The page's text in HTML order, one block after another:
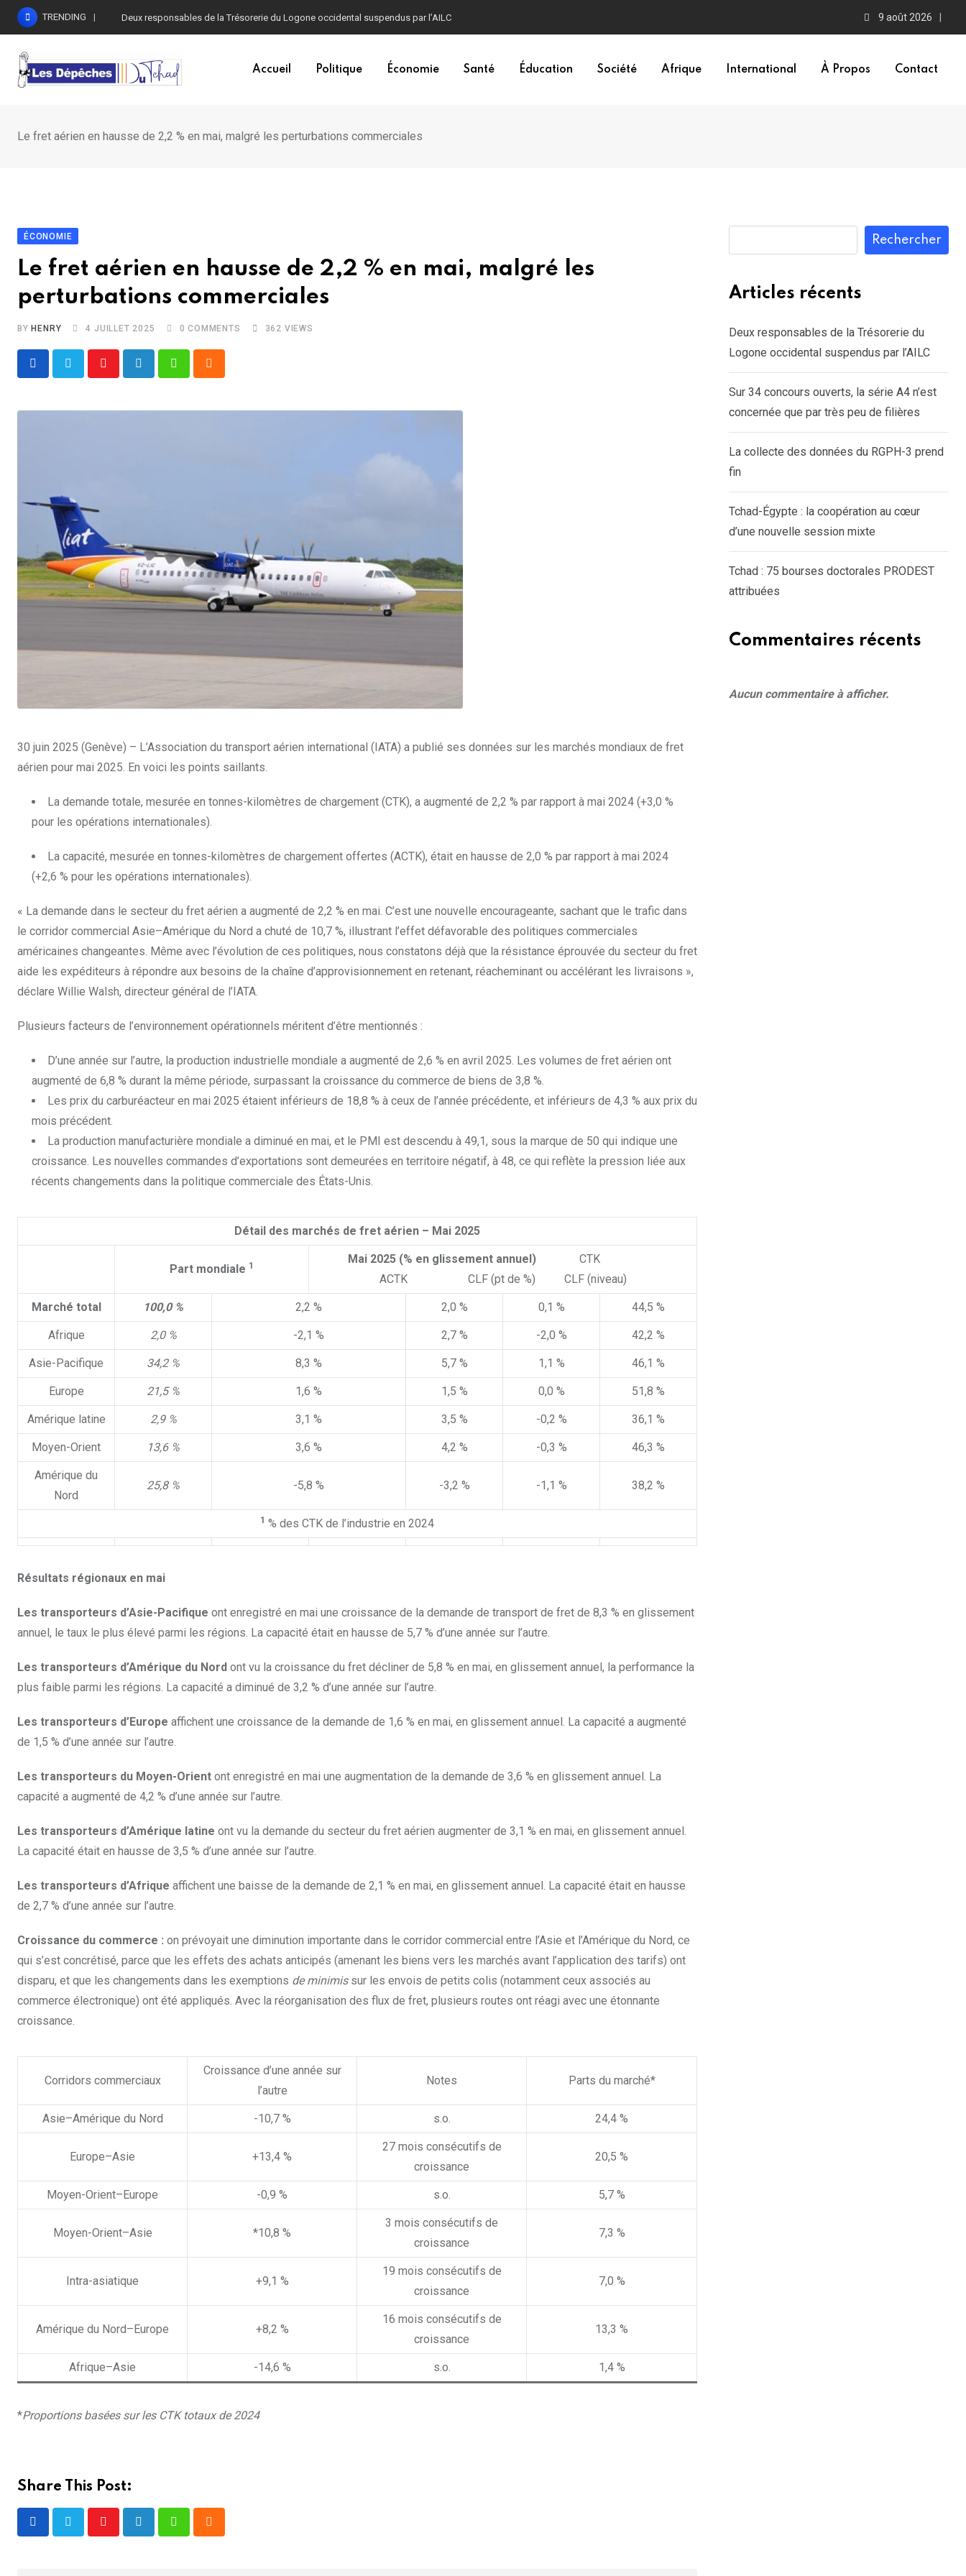
Skip
content
TRENDING Deux responsables de la Trésorerie du Logone occidental suspendus par l’AILC 9 août 2026
Accueil Politique Économie Santé Éducation Société Afrique International À Propos Contact
Le fret aérien en hausse de 2,2 % en mai, malgré les perturbations commerciales
ÉCONOMIE
Le fret aérien en hausse de 2,2 % en mai, malgré les
perturbations commerciales
BY HENRY 4 JUILLET 2025 0 COMMENTS 362 VIEWS
30 juin 2025 (Genève) – L’Association du transport aérien international (IATA) a publié ses données sur les marchés mondiaux de fret
aérien pour mai 2025. En voici les points saillants.
La demande totale, mesurée en tonnes-kilomètres de chargement (CTK), a augmenté de 2,2 % par rapport à mai 2024 (+3,0 %
pour les opérations internationales).
La capacité, mesurée en tonnes-kilomètres de chargement offertes (ACTK), était en hausse de 2,0 % par rapport à mai 2024
(+2,6 % pour les opérations internationales).
« La demande dans le secteur du fret aérien a augmenté de 2,2 % en mai. C’est une nouvelle encourageante, sachant que le trafic dans
le corridor commercial Asie–Amérique du Nord a chuté de 10,7 %, illustrant l’effet défavorable des politiques commerciales
américaines changeantes. Même avec l’évolution de ces politiques, nous constatons déjà que la résistance éprouvée du secteur du fret
aide les expéditeurs à répondre aux besoins de la chaîne d’approvisionnement en retenant, réacheminant ou accélérant les livraisons »,
déclare Willie Walsh, directeur général de l’IATA.
Plusieurs facteurs de l’environnement opérationnels méritent d’être mentionnés :
D’une année sur l’autre, la production industrielle mondiale a augmenté de 2,6 % en avril 2025. Les volumes de fret aérien ont
augmenté de 6,8 % durant la même période, surpassant la croissance du commerce de biens de 3,8 %.
Les prix du carburéacteur en mai 2025 étaient inférieurs de 18,8 % à ceux de l’année précédente, et inférieurs de 4,3 % aux prix du
mois précédent.
La production manufacturière mondiale a diminué en mai, et le PMI est descendu à 49,1, sous la marque de 50 qui indique une
croissance. Les nouvelles commandes d’exportations sont demeurées en territoire négatif, à 48, ce qui reflète la pression liée aux
récents changements dans la politique commerciale des États-Unis.
Détail des marchés de fret aérien – Mai 2025
Part mondiale 1 Mai 2025 (% en glissement annuel) CTK
ACTK CLF (pt de %) CLF (niveau)
Marché total 100,0 % 2,2 % 2,0 % 0,1 % 44,5 %
Afrique 2,0 % -2,1 % 2,7 % -2,0 % 42,2 %
Asie-Pacifique 34,2 % 8,3 % 5,7 % 1,1 % 46,1 %
Europe 21,5 % 1,6 % 1,5 % 0,0 % 51,8 %
Amérique latine 2,9 % 3,1 % 3,5 % -0,2 % 36,1 %
Moyen-Orient 13,6 % 3,6 % 4,2 % -0,3 % 46,3 %
Amérique du
Nord
25,8 % -5,8 % -3,2 % -1,1 % 38,2 %
1 % des CTK de l’industrie en 2024
Résultats régionaux en mai
Les transporteurs d’Asie-Pacifique ont enregistré en mai une croissance de la demande de transport de fret de 8,3 % en glissement
annuel, le taux le plus élevé parmi les régions. La capacité était en hausse de 5,7 % d’une année sur l’autre.
Les transporteurs d’Amérique du Nord ont vu la croissance du fret décliner de 5,8 % en mai, en glissement annuel, la performance la
plus faible parmi les régions. La capacité a diminué de 3,2 % d’une année sur l’autre.
Les transporteurs d’Europe affichent une croissance de la demande de 1,6 % en mai, en glissement annuel. La capacité a augmenté
de 1,5 % d’une année sur l’autre.
Les transporteurs du Moyen-Orient ont enregistré en mai une augmentation de la demande de 3,6 % en glissement annuel. La
capacité a augmenté de 4,2 % d’une année sur l’autre.
Les transporteurs d’Amérique latine ont vu la demande du secteur du fret aérien augmenter de 3,1 % en mai, en glissement annuel.
La capacité était en hausse de 3,5 % d’une année sur l’autre.
Les transporteurs d’Afrique affichent une baisse de la demande de 2,1 % en mai, en glissement annuel. La capacité était en hausse
de 2,7 % d’une année sur l’autre.
Croissance du commerce : on prévoyait une diminution importante dans le corridor commercial entre l’Asie et l’Amérique du Nord, ce
qui s’est concrétisé, parce que les effets des achats anticipés (amenant les biens vers les marchés avant l’application des tarifs) ont
disparu, et que les changements dans les exemptions de minimissur les envois de petits colis (notamment ceux associés au
commerce électronique) ont été appliqués. Avec la réorganisation des flux de fret, plusieurs routes ont réagi avec une étonnante
croissance.
Corridors commerciaux
Croissance d’une année sur
l’autre
Notes Parts du marché*
Asie–Amérique du Nord -10,7 % s.o. 24,4 %
Europe–Asie +13,4 %
27 mois consécutifs de
croissance
20,5 %
Moyen-Orient–Europe -0,9 % s.o. 5,7 %
Moyen-Orient–Asie *10,8 %
3 mois consécutifs de
croissance
7,3 %
Intra-asiatique +9,1 %
19 mois consécutifs de
croissance
7,0 %
Amérique du Nord–Europe +8,2 %
16 mois consécutifs de
croissance
13,3 %
Afrique–Asie -14,6 % s.o. 1,4 %
*Proportions basées sur les CTK totaux de 2024
Share This Post:
Rechercher
Articles récents
Deux responsables de la Trésorerie du
Logone occidental suspendus par l’AILC
Sur 34 concours ouverts, la série A4 n’est
concernée que par très peu de filières
La collecte des données du RGPH-3 prend
fin
Tchad-Égypte : la coopération au cœur
d’une nouvelle session mixte
Tchad : 75 bourses doctorales PRODEST
attribuées
Commentaires récents
Aucun commentaire à afficher.